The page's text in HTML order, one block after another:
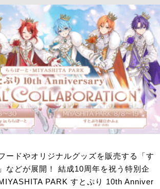
ードやオリジナルグッズを販売する「す
などが展開！ 結成10周年を祝う特別企
PARK すとぷり 10th Anniver